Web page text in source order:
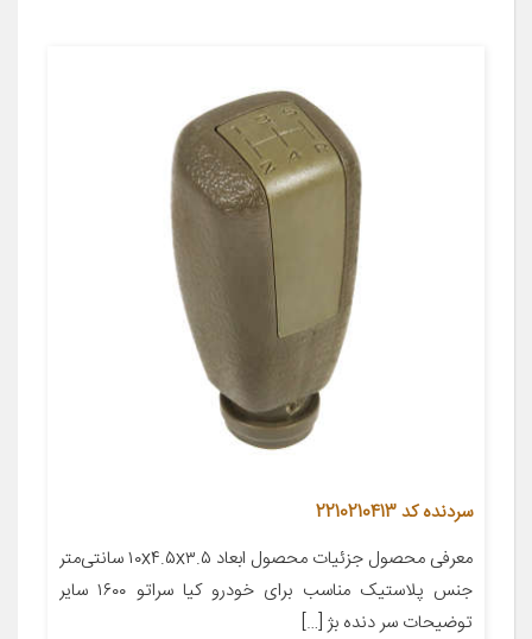
سردنده کد 2210210413
معرفی محصول جزئیات محصول ابعاد ۱۰x۴.۵x۳.۵ سانتی‌متر
جنس پلاستیک مناسب برای خودرو کیا سراتو ۱۶۰۰ سایر
توضیحات سر دنده بژ […]